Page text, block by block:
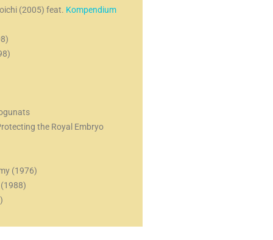
(2005) feat. Kompendium
the Royal Embryo
(1976)